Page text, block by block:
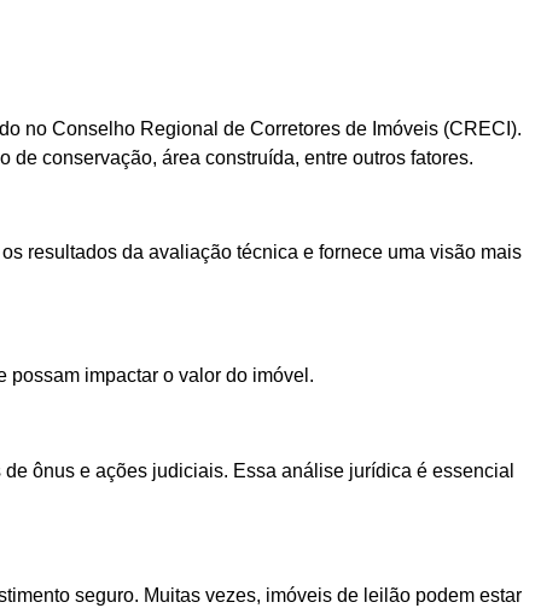
no Conselho Regional de Corretores de Imóveis (CRECI).
conservação, área construída, entre outros fatores.
resultados da avaliação técnica e fornece uma visão mais
impactar o valor do imóvel.
ônus e ações judiciais. Essa análise jurídica é essencial
seguro. Muitas vezes, imóveis de leilão podem estar